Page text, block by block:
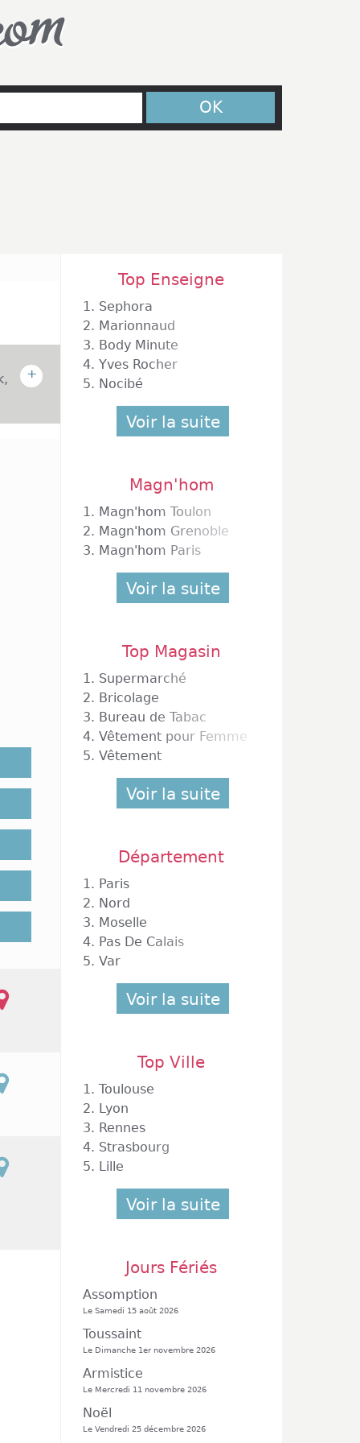
OK
+
est
ainsi
de
10h
dans
de
9h à
page
Top Enseigne
1. Sephora
2. Marionnaud
3. Body Minute
4. Yves Rocher
5. Nocibé
Voir la suite
Magn'hom
1. Magn'hom Toulon
2. Magn'hom Grenoble
3. Magn'hom Paris
Voir la suite
Top Magasin
1. Supermarché
2. Bricolage
3. Bureau de Tabac
4. Vêtement pour Femme
5. Vêtement
Voir la suite
Département
1. Paris
2. Nord
3. Moselle
4. Pas De Calais
5. Var
Voir la suite
Top Ville
1. Toulouse
2. Lyon
3. Rennes
4. Strasbourg
5. Lille
Voir la suite
Jours Fériés
Assomption
Le Samedi 15 août 2026
Toussaint
Le Dimanche 1er novembre 2026
Armistice
Le Mercredi 11 novembre 2026
Noël
Le Vendredi 25 décembre 2026